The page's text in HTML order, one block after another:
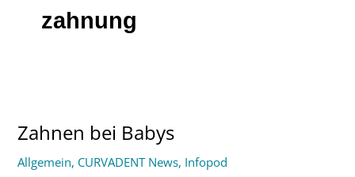
zahnung
Zahnen bei Babys
Allgemein, CURVADENT News, Infopod
Babys